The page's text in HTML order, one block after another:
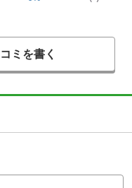
ミを書く